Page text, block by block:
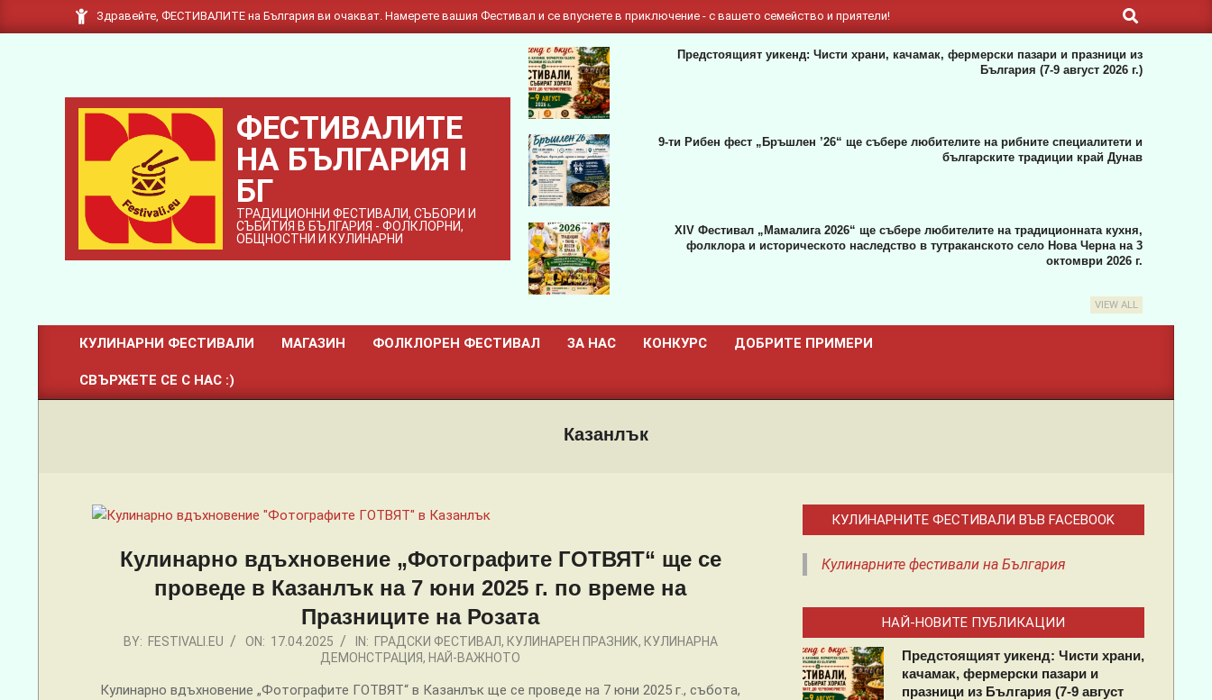
to
Здравейте, ФЕСТИВАЛИТЕ на България ви очакват. Намерете вашия Фестивал и се впуснете в приключение - с вашето семейство и приятели!
Search
ФЕСТИВАЛИТЕ
НА БЪЛГАРИЯ I
БГ
ТРАДИЦИОННИ ФЕСТИВАЛИ, СЪБОРИ И
СЪБИТИЯ В БЪЛГАРИЯ - ФОЛКЛОРНИ,
ОБЩНОСТНИ И КУЛИНАРНИ
Предстоящият уикенд: Чисти храни, качамак, фермерски пазари и празници из
България (7-9 август 2026 г.)
9-ти Рибен фест „Бръшлен ’26“ ще събере любителите на рибните специалитети и
българските традиции край Дунав
XIV Фестивал „Мамалига 2026“ ще събере любителите на традиционната кухня,
фолклора и историческото наследство в тутраканското село Нова Черна на 3
октомври 2026 г.
VIEW ALL
Primary
Navigation
КУЛИНАРНИ ФЕСТИВАЛИ МАГАЗИН ФОЛКЛОРЕН ФЕСТИВАЛ ЗА НАС КОНКУРС ДОБРИТЕ ПРИМЕРИ
СВЪРЖЕТЕ СЕ С НАС :)
Казанлък
Кулинарно вдъхновение „Фотографите ГОТВЯТ“ ще се
проведе в Казанлък на 7 юни 2025 г. по време на
Празниците на Розата
2025-
17
BY: FESTIVALI.EU ON: 17.04.2025 IN: ГРАДСКИ ФЕСТИВАЛ, КУЛИНАРЕН ПРАЗНИК, КУЛИНАРНА
ДЕМОНСТРАЦИЯ, НАЙ-ВАЖНОТО
Кулинарно вдъхновение „Фотографите ГОТВЯТ“ в Казанлък ще се проведе на 7 юни 2025 г., събота,
КУЛИНАРНИТЕ ФЕСТИВАЛИ ВЪВ FACEBOOK
Кулинарните фестивали на България
НАЙ-НОВИТЕ ПУБЛИКАЦИИ
Предстоящият уикенд: Чисти храни,
качамак, фермерски пазари и
празници из България (7-9 август